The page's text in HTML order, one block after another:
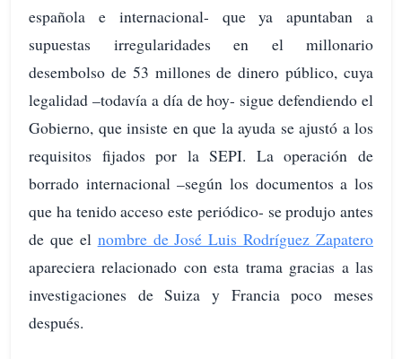
española e internacional- que ya apuntaban a
supuestas irregularidades en el millonario
desembolso de 53 millones de dinero público, cuya
legalidad –todavía a día de hoy- sigue defendiendo el
Gobierno, que insiste en que la ayuda se ajustó a los
requisitos fijados por la SEPI. La operación de
borrado internacional –según los documentos a los
que ha tenido acceso este periódico- se produjo antes
de que el nombre de José Luis Rodríguez Zapatero
apareciera relacionado con esta trama gracias a las
investigaciones de Suiza y Francia poco meses
después.